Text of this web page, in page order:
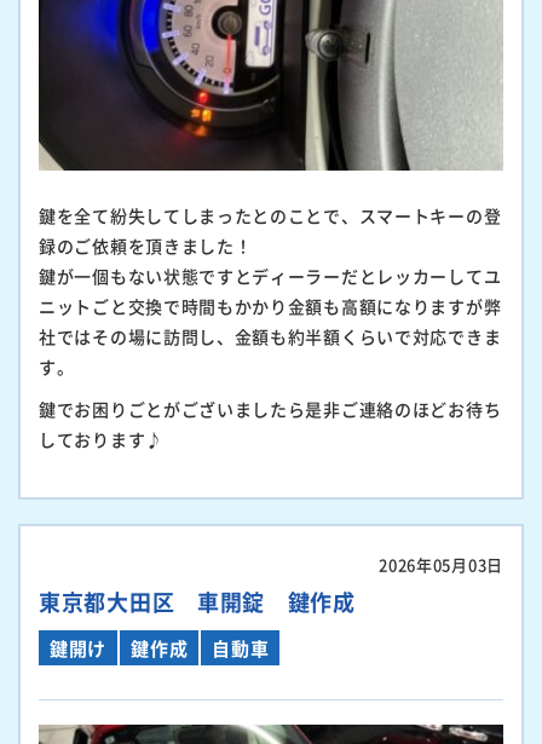
鍵を全て紛失してしまったとのことで、スマートキーの登
録のご依頼を頂きました！
鍵が一個もない状態ですとディーラーだとレッカーしてユ
ニットごと交換で時間もかかり金額も高額になりますが弊
社ではその場に訪問し、金額も約半額くらいで対応できま
す。
鍵でお困りごとがございましたら是非ご連絡のほどお待ち
しております♪
2026年05月03日
東京都大田区 車開錠 鍵作成
鍵開け 鍵作成 自動車